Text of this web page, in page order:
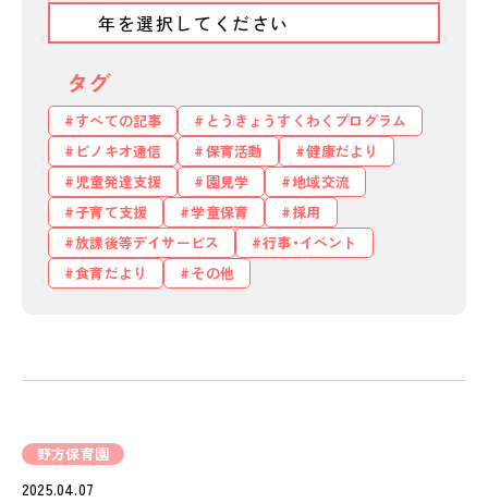
タグ
すべての記事
とうきょうすくわくプログラム
ピノキオ通信
保育活動
健康だより
児童発達支援
園見学
地域交流
子育て支援
学童保育
採用
放課後等デイサービス
行事・イベント
食育だより
その他
野方保育園
2025.04.07